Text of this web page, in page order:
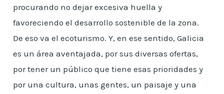
procurando no dejar excesiva huella y
favoreciendo el desarrollo sostenible de la zona.
De eso va el ecoturismo. Y, en ese sentido, Galicia
es un área aventajada, por sus diversas ofertas,
por tener un público que tiene esas prioridades y
por una cultura, unas gentes, un paisaje y una